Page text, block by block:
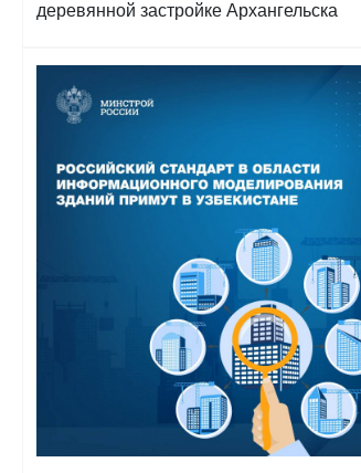
деревянной застройке Архангельска